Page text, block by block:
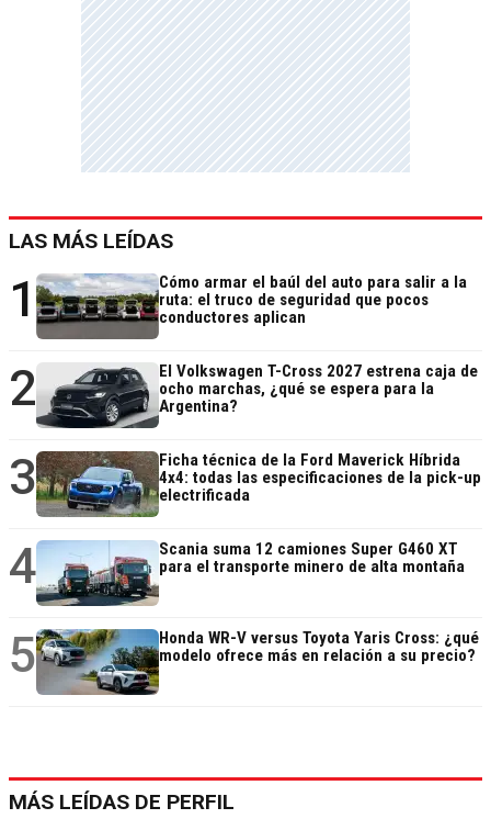
LAS MÁS LEÍDAS
1
Cómo armar el baúl del auto para salir a la
ruta: el truco de seguridad que pocos
conductores aplican
2
El Volkswagen T-Cross 2027 estrena caja de
ocho marchas, ¿qué se espera para la
Argentina?
3
Ficha técnica de la Ford Maverick Híbrida
4x4: todas las especificaciones de la pick-up
electrificada
4
Scania suma 12 camiones Super G460 XT
para el transporte minero de alta montaña
5
Honda WR-V versus Toyota Yaris Cross: ¿qué
modelo ofrece más en relación a su precio?
MÁS LEÍDAS DE PERFIL